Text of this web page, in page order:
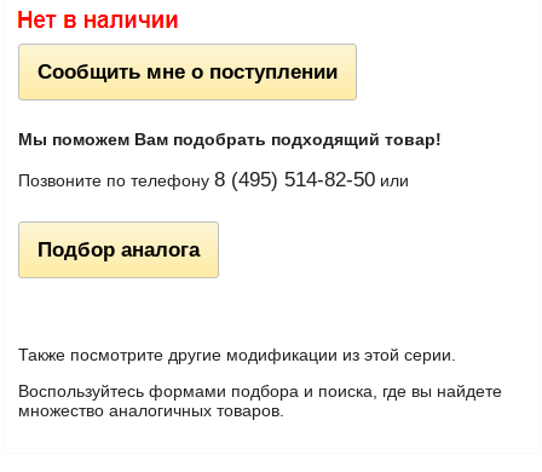
Сообщить мне о поступлении
Мы поможем Вам подобрать подходящий товар!
Позвоните по телефону 8 (495) 514-82-50 или
Подбор аналога
Также посмотрите другие модификации из этой серии.
Воспользуйтесь формами подбора и поиска, где вы найдете
множество аналогичных товаров.